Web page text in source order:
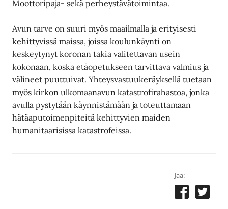
Moottoripaja- sekä perheystävätoimintaa.
Avun tarve on suuri myös maailmalla ja erityisesti
kehittyvissä maissa, joissa koulunkäynti on
keskeytynyt koronan takia valitettavan usein
kokonaan, koska etäopetukseen tarvittava valmius ja
välineet puuttuivat. Yhteysvastuukeräyksellä tuetaan
myös kirkon ulkomaanavun katastrofirahastoa, jonka
avulla pystytään käynnistämään ja toteuttamaan
hätäaputoimenpiteitä kehittyvien maiden
humanitaarisissa katastrofeissa.
Jaa: